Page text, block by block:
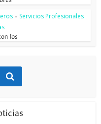
• Servicios Profesionales
los